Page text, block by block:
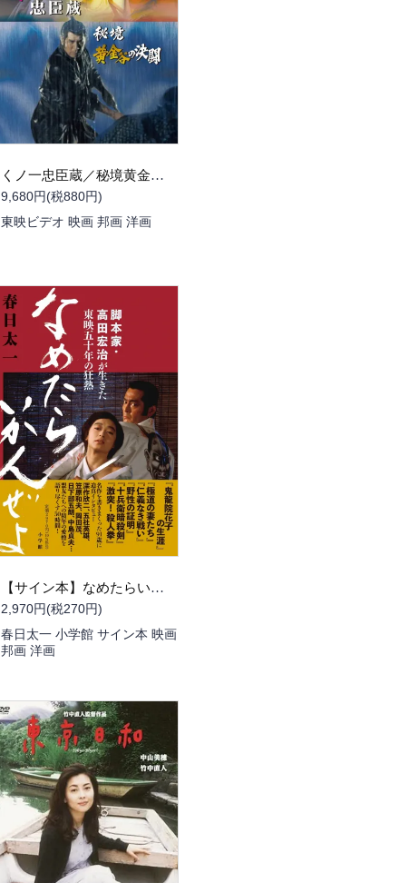
くノ一忠臣蔵／秘境黄金谷の決闘
9,680円(税880円)
東映ビデオ 映画 邦画 洋画
【サイン本】なめたらいかんぜよ
2,970円(税270円)
春日太一 小学館 サイン本 映画
邦画 洋画